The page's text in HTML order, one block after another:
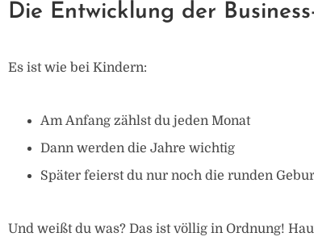
Die Entwicklung der
Es ist wie bei Kindern:
Am Anfang zählst du jeden Monat
Dann werden die Jahre wichtig
Später feierst du nur noch die runden
Und weißt du was? Das ist völlig in Ordnung!